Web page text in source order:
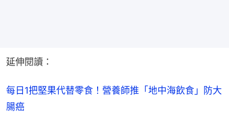
延伸閱讀：
每日1把堅果代替零食！營養師推「地中海飲食」防大
腸癌